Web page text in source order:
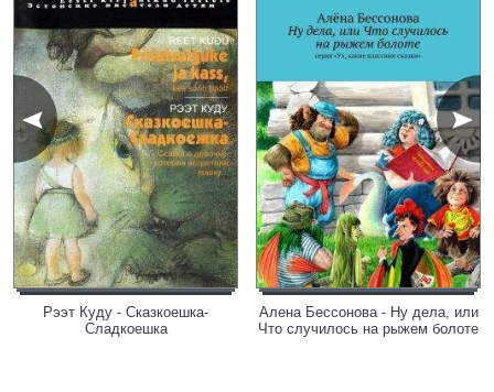
Рээт Куду - Сказкоешка-
Сладкоешка
Алена Бессонова - Ну дела, или
Что случилось на рыжем болоте